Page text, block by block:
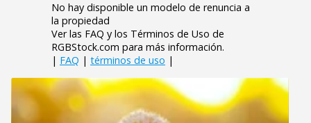
No hay disponible un modelo de renuncia a
la propiedad
Ver las FAQ y los Términos de Uso de
RGBStock.com para más información.
| FAQ | términos de uso |